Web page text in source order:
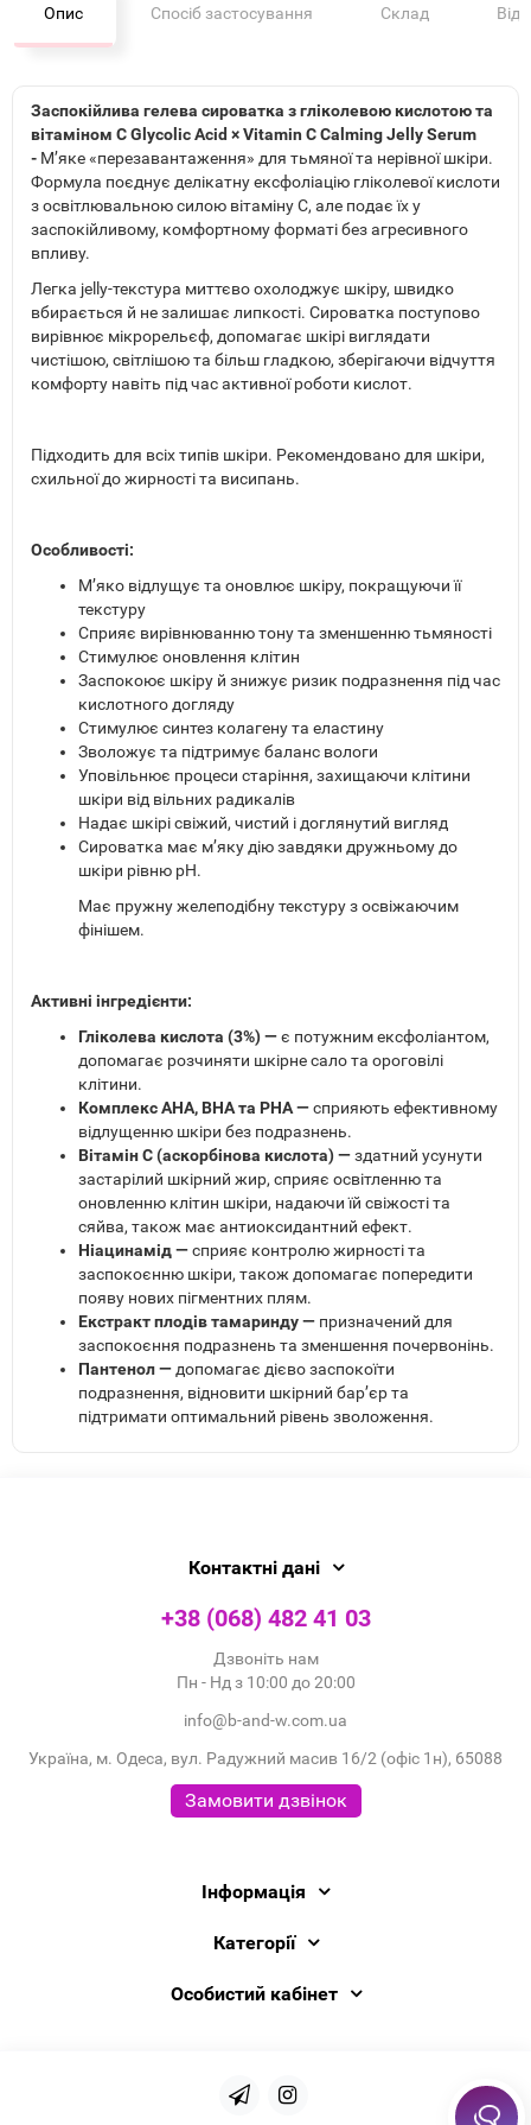
Опис Спосіб застосування Склад
Заспокійлива гелева сироватка з гліколевою кислотою та
вітаміном C Glycolic Acid × Vitamin C Calming Jelly Serum
- М’яке «перезавантаження» для тьмяної та нерівної шкіри.
Формула поєднує делікатну ексфоліацію гліколевої кислоти
з освітлювальною силою вітаміну С, але подає їх у
заспокійливому, комфортному форматі без агресивного
впливу.
Легка jelly-текстура миттєво охолоджує шкіру, швидко
вбирається й не залишає липкості. Сироватка поступово
вирівнює мікрорельєф, допомагає шкірі виглядати
чистішою, світлішою та більш гладкою, зберігаючи відчуття
комфорту навіть під час активної роботи кислот.
Підходить для всіх типів шкіри. Рекомендовано для шкіри,
схильної до жирності та висипань.
Особливості:
М’яко відлущує та оновлює шкіру, покращуючи її
текстуру
Сприяє вирівнюванню тону та зменшенню тьмяності
Стимулює оновлення клітин
Заспокоює шкіру й знижує ризик подразнення під час
кислотного догляду
Стимулює синтез колагену та еластину
Зволожує та підтримує баланс вологи
Уповільнює процеси старіння, захищаючи клітини
шкіри від вільних радикалів
Надає шкірі свіжий, чистий і доглянутий вигляд
Сироватка має м’яку дію завдяки дружньому до
шкіри рівню pH.
Має пружну желеподібну текстуру з освіжаючим
фінішем.
Активні інгредієнти:
Гліколева кислота (3%) —є потужним ексфоліантом,
допомагає розчиняти шкірне сало та ороговілі
клітини.
Комплекс AHA, BHA та PHA —сприяють ефективному
відлущенню шкіри без подразнень.
Вітамін С (аскорбінова кислота) —здатний усунути
застарілий шкірний жир, сприяє освітленню та
оновленню клітин шкіри, надаючи їй свіжості та
сяйва, також має антиоксидантний ефект.
Ніацинамід —сприяє контролю жирності та
заспокоєнню шкіри, також допомагає попередити
появу нових пігментних плям.
Екстракт плодів тамаринду — призначений для
заспокоєння подразнень та зменшення почервонінь.
Пантенол — допомагає дієво заспокоїти
подразнення, відновити шкірний бар’єр та
підтримати оптимальний рівень зволоження.
Контактні дані
+38 (068) 482 41 03
Дзвоніть нам
Пн - Нд з 10:00 до 20:00
info@b-and-w.com.ua
Україна, м. Одеса, вул. Радужний масив 16/2 (офіс 1н), 65088
Замовити дзвінок
Інформація
Категорії
Особистий кабінет